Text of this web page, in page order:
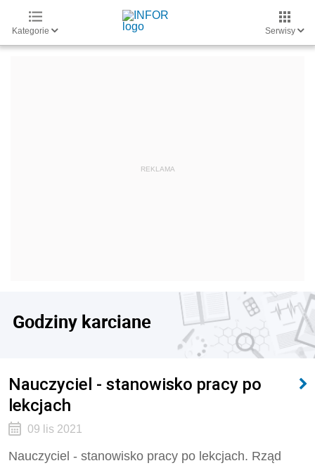
Kategorie Serwisy
Godziny karciane
Nauczyciel - stanowisko pracy po
lekcjach
09 lis 2021
Nauczyciel - stanowisko pracy po lekcjach. Rząd